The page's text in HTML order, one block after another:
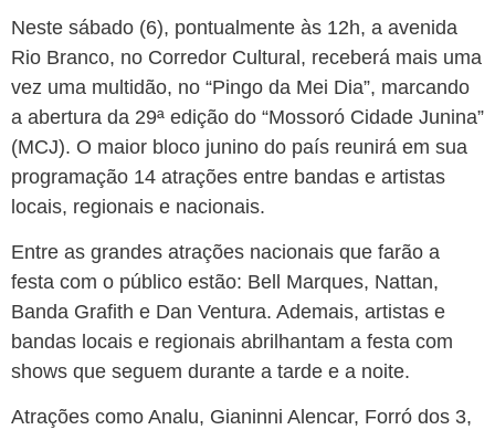
Neste sábado (6), pontualmente às 12h, a avenida
Rio Branco, no Corredor Cultural, receberá mais uma
vez uma multidão, no “Pingo da Mei Dia”, marcando
a abertura da 29ª edição do “Mossoró Cidade Junina”
(MCJ). O maior bloco junino do país reunirá em sua
programação 14 atrações entre bandas e artistas
locais, regionais e nacionais.
Entre as grandes atrações nacionais que farão a
festa com o público estão: Bell Marques, Nattan,
Banda Grafith e Dan Ventura. Ademais, artistas e
bandas locais e regionais abrilhantam a festa com
shows que seguem durante a tarde e a noite.
Atrações como Analu, Gianinni Alencar, Forró dos 3,